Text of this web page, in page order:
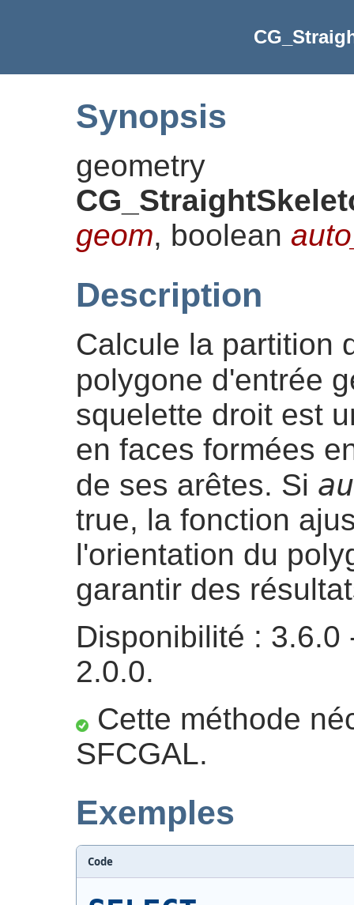
Synopsis
geometry
geom, boolean
Description
Calcule la partition
polygone d'entrée
squelette droit est
en faces formées
de ses arêtes. Si
true, la fonction
l'orientation du
garantir des
Disponibilité : 3.6.0
2.0.0.
Cette méthode
SFCGAL.
Exemples
Code